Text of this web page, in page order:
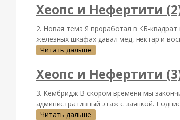
Хеопс и Нефертити
2. Новая тема Я проработал в КБ-
железных шкафах давал мед, нектар и
Читать дальше
Хеопс и Нефертити
3. Кембридж В скором времени мы
административный этаж с заявкой.
Читать дальше